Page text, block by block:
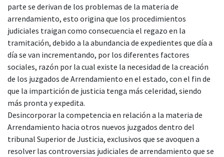
parte se derivan de los problemas de la materia de
arrendamiento, esto origina que los procedimientos
judiciales traigan como consecuencia el regazo en la
tramitación, debido a la abundancia de expedientes que día a
día se van incrementando, por los diferentes factores
sociales, razón por la cual existe la necesidad de la creación
de los juzgados de Arrendamiento en el estado, con el fin de
que la impartición de justicia tenga más celeridad, siendo
más pronta y expedita.
Desincorporar la competencia en relación a la materia de
Arrendamiento hacia otros nuevos juzgados dentro del
tribunal Superior de Justicia, exclusivos que se avoquen a
resolver las controversias judiciales de arrendamiento que se